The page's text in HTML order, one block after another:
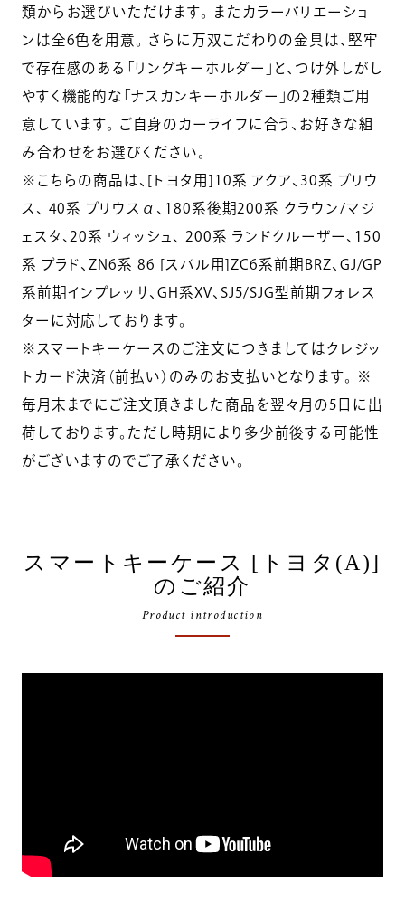
類からお選びいただけます。 またカラーバリエーショ
ンは全6色を用意。 さらに万双こだわりの金具は、堅牢
で存在感のある「リングキーホルダー」と、つけ外しがし
やすく機能的な「ナスカンキーホルダー」の2種類ご用
意しています。 ご自身のカーライフに合う、お好きな組
み合わせをお選びください。
※こちらの商品は、[トヨタ用]10系 アクア、30系 プリウ
ス、 40系 プリウスα、180系後期200系 クラウン/マジ
ェスタ、20系 ウィッシュ、 200系 ランドクルーザー、150
系 プラド、ZN6系 86 [スバル用]ZC6系前期BRZ、GJ/GP
系前期インプレッサ、GH系XV、SJ5/SJG型前期フォレス
ターに対応しております。
※スマートキーケースのご注文につきましてはクレジッ
トカード決済（前払い）のみのお支払いとなります。 ※
毎月末までにご注文頂きました商品を翌々月の5日に出
荷しております。ただし時期により多少前後する可能性
がございますのでご了承ください。
スマートキーケース [トヨタ(A)]
のご紹介
Product introduction